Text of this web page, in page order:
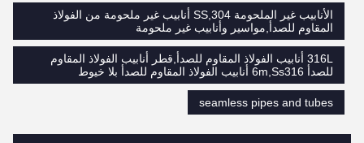
الأنابيب غير الملحومة SS,304 أنابيب غير ملحومة من الفولاذ
المقاوم للصدأ,مواسير وأنابيب غير ملحومة
316L أنابيب الفولاذ المقاوم للصدأ,قطر أنابيب الفولاذ المقاوم
للصدأ 6m,Ss316 أنابيب الفولاذ المقاوم للصدأ بلا خيوط
seamless pipes and tubes